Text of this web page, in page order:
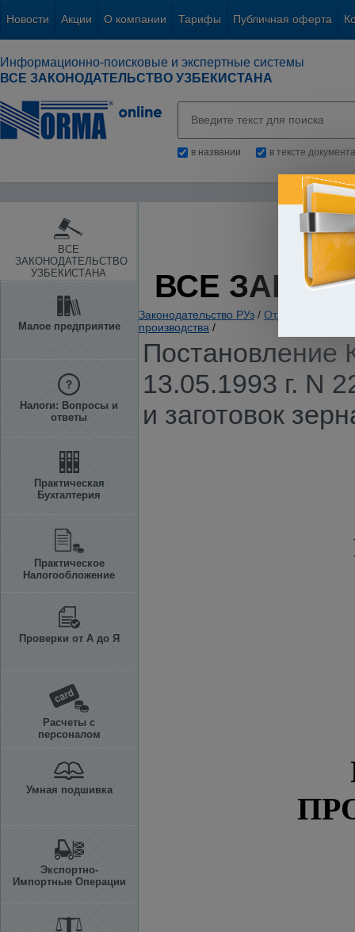
Новости Акции О компании Тарифы Публичная оферта
Информационно-поисковые и экспертные системы
ВСЕ ЗАКОНОДАТЕЛЬСТВО УЗБЕКИСТАНА
в названии в тексте документа
ВСЕ
ЗАКОНОДАТЕЛЬСТВО
УЗБЕКИСТАНА
Малое предприятие
Налоги: Вопросы и
ответы
Практическая
Бухгалтерия
Практическое
Налогообложение
Проверки от А до Я
Расчеты с
персоналом
Умная подшивка
Экспортно-
Импортные Операции
ВСЕ
Законодательство РУз / Отдельные
производства /
Постановление
13.05.1993 г. N
и заготовок